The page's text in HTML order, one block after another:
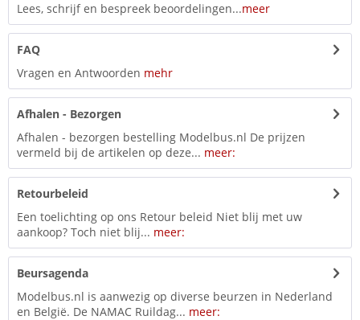
Lees, schrijf en bespreek beoordelingen...meer
FAQ
Vragen en Antwoorden mehr
Afhalen - Bezorgen
Afhalen - bezorgen bestelling Modelbus.nl De prijzen
vermeld bij de artikelen op deze... meer:
Retourbeleid
Een toelichting op ons Retour beleid Niet blij met uw
aankoop? Toch niet blij... meer:
Beursagenda
Modelbus.nl is aanwezig op diverse beurzen in Nederland
en België. De NAMAC Ruildag... meer: